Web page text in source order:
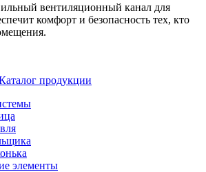
вентиляционный канал для
комфорт и безопасность тех, кто
продукции
элементы